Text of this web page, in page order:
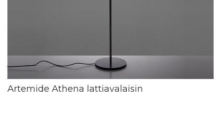
Artemide Athena lattiavalaisin